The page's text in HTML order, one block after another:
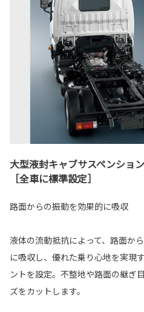
大型液封キャブサスペンション
［全車に標準設定］
路面からの振動を効果的に吸収
液体の流動抵抗によって、路面か
に吸収し、優れた乗り心地を実現
ントを設定。不整地や路面の継ぎ
ズをカットします。